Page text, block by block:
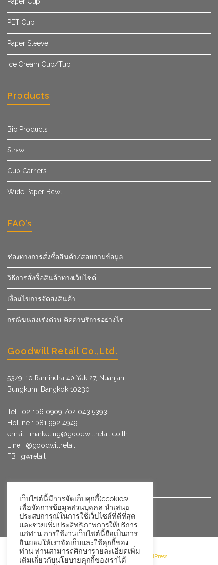
PET Cup
Paper Sleeve
Ice Cream Cup/Tub
Products
Bio Products
Straw
Cup Carriers
Wide Paper Bowl
FAQ’s
ช่องทางการสั่งซื้อสินค้า/สอบถามข้อมูล
วิธีการสั่งซื้อสินค้าทางเว็บไซต์
เงื่อนไขการจัดส่งสินค้า
กรณีขนส่งเร่งด่วน คิดค่าบริการอย่างไร
Goodwill Retail Co.,Ltd.
53/9­-10 Ramindra 40 Yak 27, Nuanjan
Bungkum, Bangkok 10230
Tel : 02 106 0909 /02 043 5393
Hotline : 081 992 4949
email : marketing@goodwillretail.co.th
Line : @goodwillretail
FB : gwretail
นโยบายข้อมูลส่วนบุคคล
©2026 Goodwill Retail · Powered by WordPress
เว็บไซต์นี้มีการจัดเก็บคุกกี้(cookies)
เพื่อจัดการข้อมูลส่วนบุคคล นำเสนอ
ประสบการณ์ในการใช้เว็บไซต์ที่ดีที่สุด
และช่วยเพิ่มประสิทธิภาพการให้บริการ
แก่ท่าน การใช้งานเว็บไซต์นี้ถือเป็นการ
ยินยอมให้เราจัดเก็บและใช้คุกกี้ของ
ท่าน ท่านสามารถศึกษารายละเอียดเพิ่ม
เติมเกี่ยวกับนโยบายคุกกี้ของเราได้